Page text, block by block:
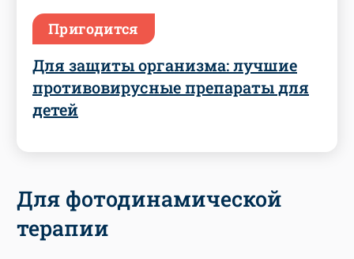
Пригодится
Для защиты организма: лучшие
противовирусные препараты для
детей
Для фотодинамической
терапии